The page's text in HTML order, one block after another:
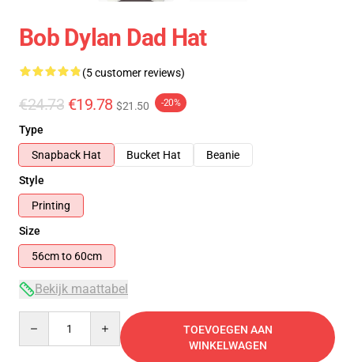
Bob Dylan Dad Hat
(5 customer reviews)
€24.73 €19.78 $21.50 -20%
Type
Snapback Hat
Bucket Hat
Beanie
Style
Printing
Size
56cm to 60cm
Bekijk maattabel
TOEVOEGEN AAN
WINKELWAGEN